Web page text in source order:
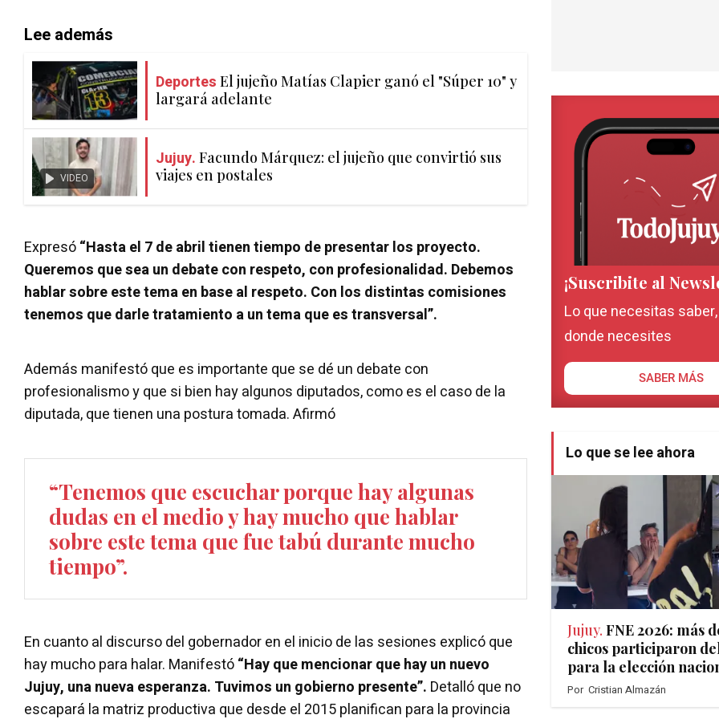
Lee además
Deportes El jujeño Matías Clapier ganó el "Súper 10" y
largará adelante
VIDEO
Jujuy. Facundo Márquez: el jujeño que convirtió sus
viajes en postales
Expresó“Hasta el 7 de abril tienen tiempo de presentar los proyecto.
Queremos que sea un debate con respeto, con profesionalidad. Debemos
hablar sobre este tema en base al respeto. Con los distintas comisiones
tenemos que darle tratamiento a un tema que es transversal”.
Además manifestó que es importante que se dé un debate con
profesionalismo y que si bien hay algunos diputados, como es el caso de la
diputada, que tienen una postura tomada. Afirmó
“Tenemos que escuchar porque hay algunas
dudas en el medio y hay mucho que hablar
sobre este tema que fue tabú durante mucho
tiempo”.
En cuanto al discurso del gobernador en el inicio de las sesiones explicó que
hay mucho para halar. Manifestó“Hay que mencionar que hay un nuevo
Jujuy, una nueva esperanza. Tuvimos un gobierno presente”. Detalló que no
escapará la matriz productiva que desde el 2015 planifican para la provincia
¡Suscribite al
Lo que necesitas
donde necesites
SABER MÁS
Lo que se lee ahora
Jujuy. FNE 2026: más
chicos participaron
para la elección
Por Cristian Almazán